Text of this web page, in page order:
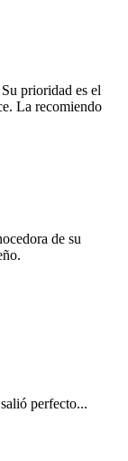
prioridad es el
La recomiendo
de su
perfecto...